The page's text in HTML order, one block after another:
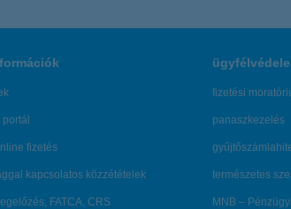
fizetés
kapcsolatos közzétételek
FATCA, CRS
fizetési
panaszkezelés
természetes
MNB –